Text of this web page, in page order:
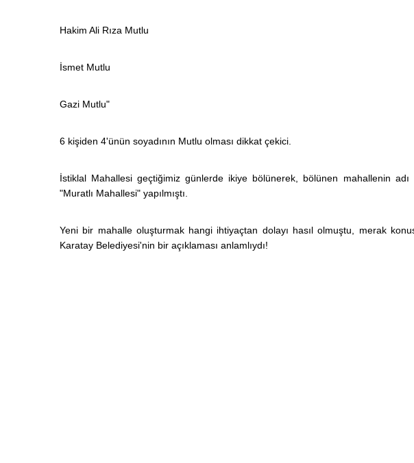
Hakim Ali Rıza Mutlu
İsmet Mutlu
Gazi Mutlu"
6 kişiden 4'ünün soyadının Mutlu olması dikkat çekici.
İstiklal Mahallesi geçtiğimiz günlerde ikiye bölünerek, bölünen mahallenin adı
"Muratlı Mahallesi" yapılmıştı.
Yeni bir mahalle oluşturmak hangi ihtiyaçtan dolayı hasıl olmuştu, merak
Karatay Belediyesi'nin bir açıklaması anlamlıydı!